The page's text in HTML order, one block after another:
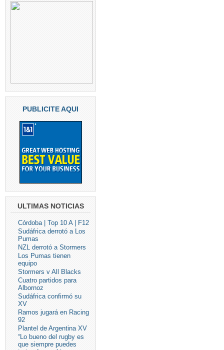
PUBLICITE AQUI
ULTIMAS NOTICIAS
Córdoba | Top 10 A | F12
Sudáfrica derrotó a Los
Pumas
NZL derrotó a Stormers
Los Pumas tienen
equipo
Stormers v All Blacks
Cuatro partidos para
Albornoz
Sudáfrica confirmó su
XV
Ramos jugará en Racing
92
Plantel de Argentina XV
“Lo bueno del rugby es
que siempre puedes